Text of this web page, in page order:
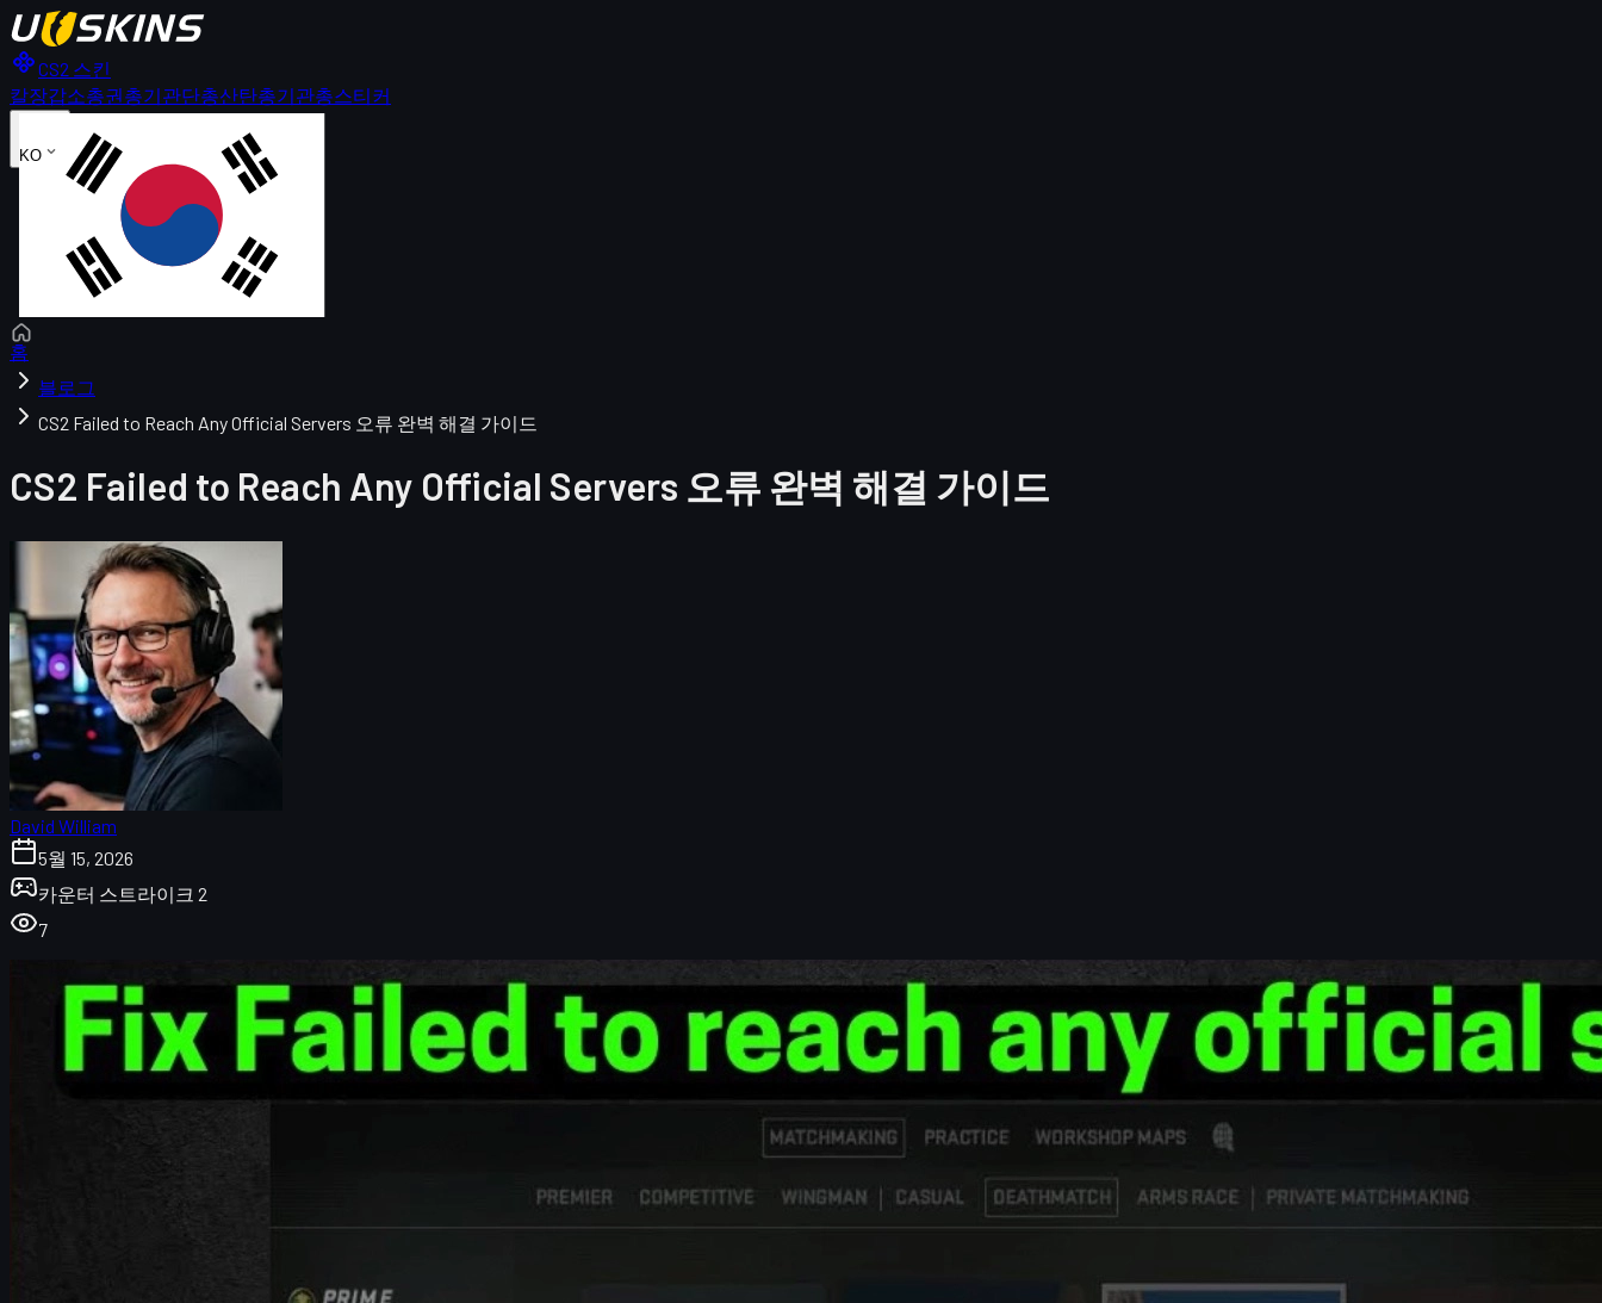
CS2 스킨
칼장갑소총권총기관단총산탄총기관총스티커
KO
홈
블로그
CS2 Failed to Reach Any Official Servers 오류 완벽 해결 가이드
CS2 Failed to Reach Any Official Servers 오류 완벽 해결 가이드
David William
5월 15, 2026
카운터 스트라이크 2
7
CS2 Failed to Reach Any Official Servers 오류란?
1. 공식 CS2 서버 상태 먼저 확인하기
2. 공유기 재부팅 및 기본 네트워크 점검
3. 스팀 재시작 및 CS2 게임 파일 무결성 검사
4. 모바일 핫스팟으로 인터넷 문제 진단
5. 방화벽 설정에서 CS2와 Steam 허용하기
6. DNS 서버 변경 및 캐시 초기화
8. 오류 해결 후 더 즐겁게 하는 CS2 스킨 활용 팁
자주 묻는 질문(FAQ)